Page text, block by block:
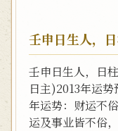
壬申日生人，
壬申日生人，日
日主)2013年运
年运势：财运不
运及事业皆不俗